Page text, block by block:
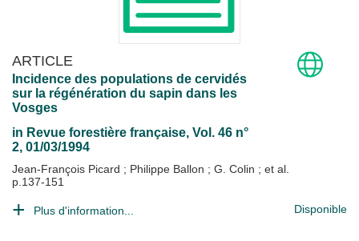
ARTICLE
Incidence des populations de cervidés
sur la régénération du sapin dans les
Vosges
in Revue forestière française, Vol. 46 n°
2, 01/03/1994
Jean-François Picard ; Philippe Ballon ; G. Colin ; et al.
p.137-151
Plus d'information... Disponible